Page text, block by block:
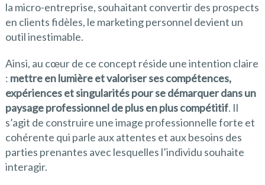
la micro-entreprise, souhaitant convertir des prospects
en clients fidèles, le marketing personnel devient un
outil inestimable.
Ainsi, au cœur de ce concept réside une intention claire
: mettre en lumière et valoriser ses compétences,
expériences et singularités pour se démarquer dans un
paysage professionnel de plus en plus compétitif. Il
s’agit de construire une image professionnelle forte et
cohérente qui parle aux attentes et aux besoins des
parties prenantes avec lesquelles l’individu souhaite
interagir.